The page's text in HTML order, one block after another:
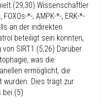
Wissenschaftler
*-, AMPK-*-, ERK-*-
an der indirekten
beteiligt sein könnten,
SIRT1.(5,26) Darüber
was die
ermöglicht, die
wurden. Dies trägt zur
bei.(5)